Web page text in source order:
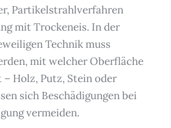
Partikelstrahlverfahren
mit Trockeneis. In der
Technik muss
mit welcher Oberfläche
– Holz, Putz, Stein oder
sich Beschädigungen bei
vermeiden.